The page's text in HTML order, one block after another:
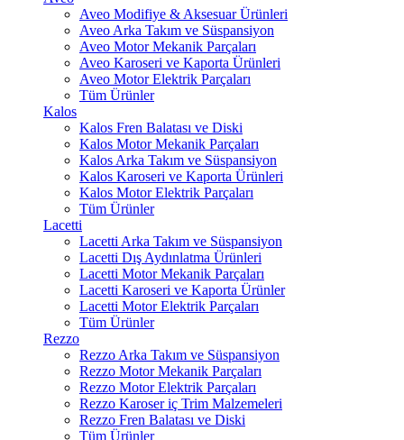
Aveo Modifiye & Aksesuar Ürünleri
Aveo Arka Takım ve Süspansiyon
Aveo Motor Mekanik Parçaları
Aveo Karoseri ve Kaporta Ürünleri
Aveo Motor Elektrik Parçaları
Tüm Ürünler
Kalos
Kalos Fren Balatası ve Diski
Kalos Motor Mekanik Parçaları
Kalos Arka Takım ve Süspansiyon
Kalos Karoseri ve Kaporta Ürünleri
Kalos Motor Elektrik Parçaları
Tüm Ürünler
Lacetti
Lacetti Arka Takım ve Süspansiyon
Lacetti Dış Aydınlatma Ürünleri
Lacetti Motor Mekanik Parçaları
Lacetti Karoseri ve Kaporta Ürünler
Lacetti Motor Elektrik Parçaları
Tüm Ürünler
Rezzo
Rezzo Arka Takım ve Süspansiyon
Rezzo Motor Mekanik Parçaları
Rezzo Motor Elektrik Parçaları
Rezzo Karoser iç Trim Malzemeleri
Rezzo Fren Balatası ve Diski
Tüm Ürünler